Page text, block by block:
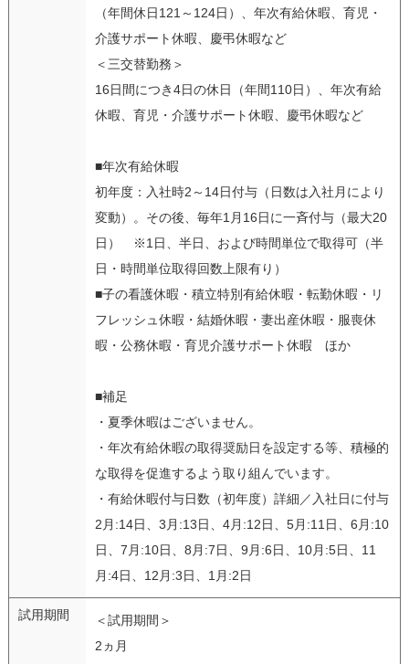
（年間休日121～124日）、年次有給休暇、育児・
介護サポート休暇、慶弔休暇など
＜三交替勤務＞
16日間につき4日の休日（年間110日）、年次有給
休暇、育児・介護サポート休暇、慶弔休暇など
■年次有給休暇
初年度：入社時2～14日付与（日数は入社月により
変動）。その後、毎年1月16日に一斉付与（最大20
日） ※1日、半日、および時間単位で取得可（半
日・時間単位取得回数上限有り）
■子の看護休暇・積立特別有給休暇・転勤休暇・リ
フレッシュ休暇・結婚休暇・妻出産休暇・服喪休
暇・公務休暇・育児介護サポート休暇 ほか
■補足
・夏季休暇はございません。
・年次有給休暇の取得奨励日を設定する等、積極的
な取得を促進するよう取り組んでいます。
・有給休暇付与日数（初年度）詳細／入社日に付与
2月:14日、3月:13日、4月:12日、5月:11日、6月:10
日、7月:10日、8月:7日、9月:6日、10月:5日、11
月:4日、12月:3日、1月:2日
試用期間
＜試用期間＞
2ヵ月